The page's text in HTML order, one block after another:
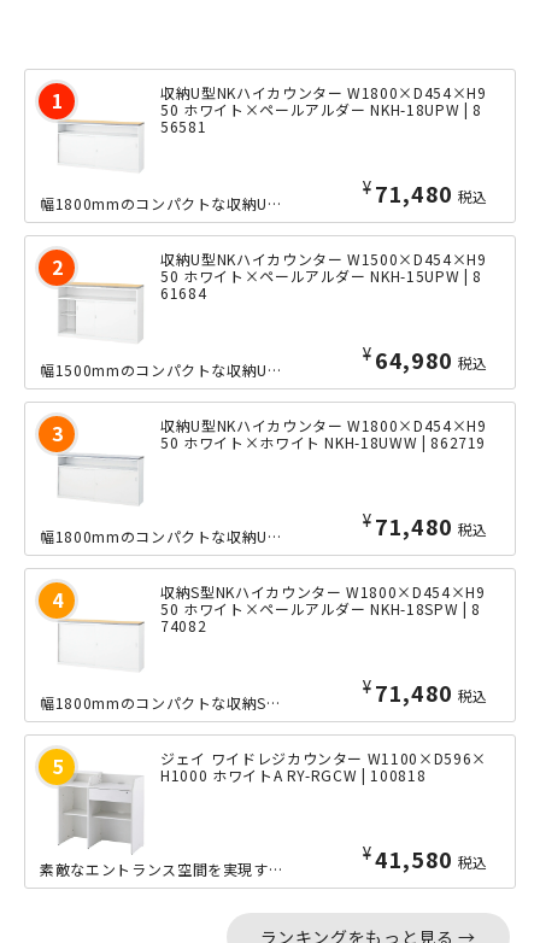
収納U型NKハイカウンター W1800×D454×H9
50 ホワイト×ペールアルダー NKH-18UPW | 8
56581
¥ 71,480 税込
幅1800mmのコンパクトな収納U型ハイカウンター。同サイズで2種類の収納タイプ...
収納U型NKハイカウンター W1500×D454×H9
50 ホワイト×ペールアルダー NKH-15UPW | 8
61684
¥ 64,980 税込
幅1500mmのコンパクトな収納U型ハイカウンター。同サイズで2種類の収納タイプ...
収納U型NKハイカウンター W1800×D454×H9
50 ホワイト×ホワイト NKH-18UWW | 862719
¥ 71,480 税込
幅1800mmのコンパクトな収納U型ハイカウンター。同サイズで2種類の収納タイプ...
収納S型NKハイカウンター W1800×D454×H9
50 ホワイト×ペールアルダー NKH-18SPW | 8
74082
¥ 71,480 税込
幅1800mmのコンパクトな収納S型ハイカウンター。同サイズで2種類の収納タイプ...
ジェイ ワイドレジカウンター W1100×D596×
H1000 ホワイトA RY-RGCW | 100818
¥41,580 税込
素敵なエントランス空間を実現する、「ジェイ」シリーズのワイドな横幅1099mmの...
ランキングをもっと見る →